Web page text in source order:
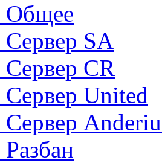
Общее
SA
CR
United